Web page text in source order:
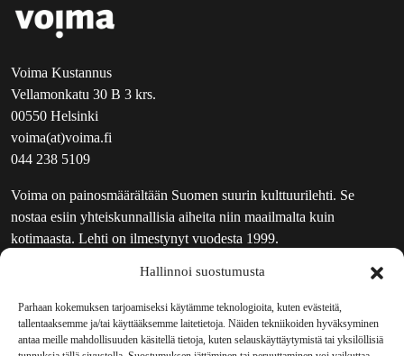
Hallinnoi suostumusta
Parhaan kokemuksen tarjoamiseksi käytämme teknologioita, kuten evästeitä,
tallentaaksemme ja/tai käyttääksemme laitetietoja. Näiden tekniikoiden hyväksyminen
antaa meille mahdollisuuden käsitellä tietoja, kuten selauskäyttäytymistä tai yksilöllisiä
Voima Kustannus
Vellamonkatu 30 B 3 krs.
00550 Helsinki
voima(at)voima.fi
044 238 5109
Voima on painosmäärältään Suomen suurin kulttuurilehti. Se
nostaa esiin yhteiskunnallisia aiheita niin maailmalta kuin
kotimaasta. Lehti on ilmestynyt vuodesta 1999.
UUTISKIRJE
MAINOSTAJILLE
VASTAMAINOKSET